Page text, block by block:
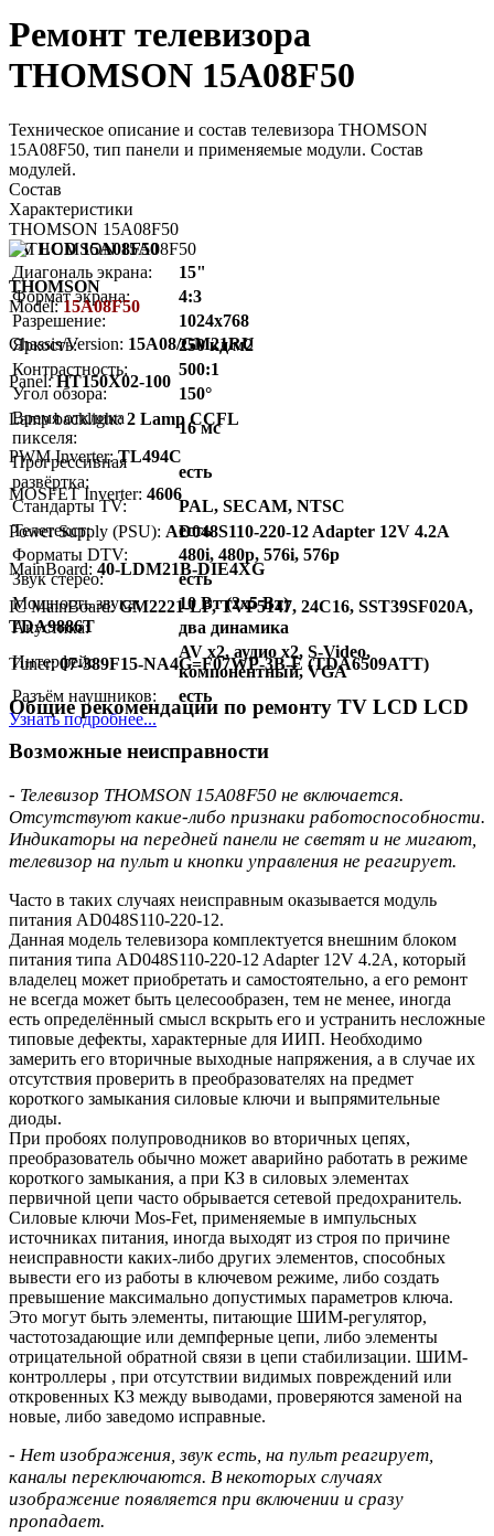
Ремонт телевизора
THOMSON 15A08F50
Техническое описание и состав телевизора THOMSON
15A08F50, тип панели и применяемые модули. Состав
модулей.
Состав
Характеристики
THOMSON 15A08F50
TV LCD 15A08F50
Диагональ экрана:
15"
Формат экрана:
4:3
Разрешение:
1024x768
Яркость:
250 кд/м2
Контрастность:
500:1
Угол обзора:
150°
Время отклика
пикселя:
16 мс
Прогрессивная
развёртка:
есть
Стандарты TV:
PAL, SECAM, NTSC
Телетекст:
есть
Форматы DTV:
480i, 480p, 576i, 576p
Звук стерео:
есть
Мощность звука:
10 Вт (2x5 Вт)
Акустика:
два динамика
Интерфейс:
AV x2, аудио x2, S-Video,
компонентный, VGA
Разъём наушников:
есть
Узнать подробнее...
THOMSON
Model:15A08F50
Chassis/Version: 15A08/GM21RU
Panel:HT150X02-100
Lamp backlight:2 Lamp CCFL
PWM Inverter:TL494C
MOSFET Inverter: 4606
Power Supply (PSU): AD048S110-220-12 Adapter 12V 4.2A
MainBoard: 40-LDM21B-DIE4XG
IC MainBoard:GM2221-LF, TVP5147, 24C16, SST39SF020A,
TDA9886T
Тuner:07-389F15-NA4G=F07WP-3B-E (TDA6509ATT)
Общие рекомендации по ремонту TV LCD LCD
Возможные неисправности
- Телевизор THOMSON 15A08F50 не включается.
Отсутствуют какие-либо признаки работоспособности.
Индикаторы на передней панели не светят и не мигают,
телевизор на пульт и кнопки управления не реагирует.
Часто в таких случаях неисправным оказывается модуль
питания AD048S110-220-12.
Данная модель телевизора комплектуется внешним блоком
питания типа AD048S110-220-12 Adapter 12V 4.2A, который
владелец может приобретать и самостоятельно, а его ремонт
не всегда может быть целесообразен, тем не менее, иногда
есть определённый смысл вскрыть его и устранить несложные
типовые дефекты, характерные для ИИП. Необходимо
замерить его вторичные выходные напряжения, а в случае их
отсутствия проверить в преобразователях на предмет
короткого замыкания силовые ключи и выпрямительные
диоды.
При пробоях полупроводников во вторичных цепях,
преобразователь обычно может аварийно работать в режиме
короткого замыкания, а при КЗ в силовых элементах
первичной цепи часто обрывается сетевой предохранитель.
Силовые ключи Mos-Fet, применяемые в импульсных
источниках питания, иногда выходят из строя по причине
неисправности каких-либо других элементов, способных
вывести его из работы в ключевом режиме, либо создать
превышение максимально допустимых параметров ключа.
Это могут быть элементы, питающие ШИМ-регулятор,
частотозадающие или демпферные цепи, либо элементы
отрицательной обратной связи в цепи стабилизации. ШИМ-
контроллеры , при отсутствии видимых повреждений или
откровенных КЗ между выводами, проверяются заменой на
новые, либо заведомо исправные.
- Нет изображения, звук есть, на пульт реагирует,
каналы переключаются. В некоторых случаях
изображение появляется при включении и сразу
пропадает.